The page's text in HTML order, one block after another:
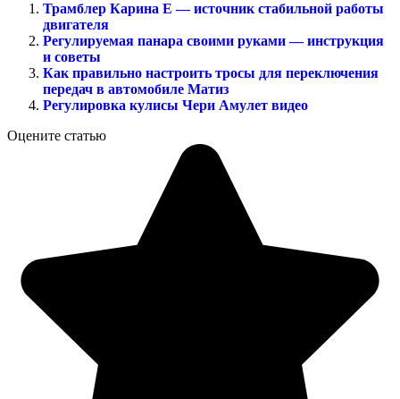
Трамблер Карина Е — источник стабильной работы
двигателя
Регулируемая панара своими руками — инструкция
и советы
Как правильно настроить тросы для переключения
передач в автомобиле Матиз
Регулировка кулисы Чери Амулет видео
Оцените статью